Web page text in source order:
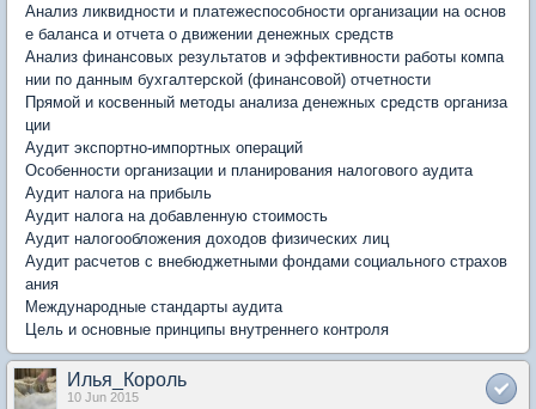
Анализ ликвидности и платежеспособности организации на основ
е баланса и отчета о движении денежных средств
Анализ финансовых результатов и эффективности работы компа
нии по данным бухгалтерской (финансовой) отчетности
Прямой и косвенный методы анализа денежных средств организа
ции
Аудит экспортно-импортных операций
Особенности организации и планирования налогового аудита
Аудит налога на прибыль
Аудит налога на добавленную стоимость
Аудит налогообложения доходов физических лиц
Аудит расчетов с внебюджетными фондами социального страхов
ания
Международные стандарты аудита
Цель и основные принципы внутреннего контроля
Илья_Король
10 Jun 2015